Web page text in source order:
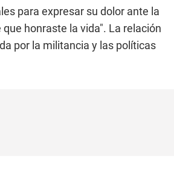
para expresar su dolor ante la
honraste la vida". La relación
por la militancia y las políticas